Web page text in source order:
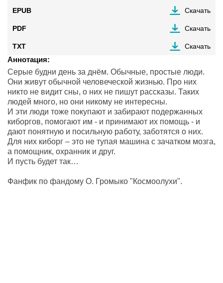
EPUB Скачать
PDF Скачать
TXT Скачать
Аннотация:
Серые будни день за днём. Обычные, простые люди.
Они живут обычной человеческой жизнью. Про них
никто не видит сны, о них не пишут рассказы. Таких
людей много, но они никому не интересны.
И эти люди тоже покупают и забирают подержанных
киборгов, помогают им - и принимают их помощь - и
дают понятную и посильную работу, заботятся о них.
Для них киборг – это не тупая машина с зачатком мозга,
а помощник, охранник и друг.
И пусть будет так…
Фанфик по фандому О. Громыко "Космоолухи".